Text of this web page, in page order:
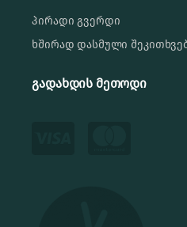
პირადი გვერდი
ხშირად დასმული
გადახდის მეთოდი